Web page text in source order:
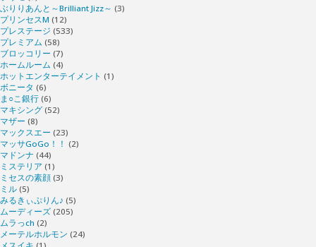
ぶりりあんと～Brilliant Jizz～ (3)
プリンセスM (12)
プレステージ (533)
プレミアム (58)
ブロッコリー (7)
ホームルーム (4)
ホットエンターテイメント (1)
ボニータ (6)
ま○こ銀行 (6)
マキシング (52)
マザー (8)
マックスエー (23)
マッサGoGo！！ (2)
マドンナ (44)
ミステリア (1)
ミセスの素顔 (3)
ミル (5)
みるきぃぷりん♪ (5)
ムーディーズ (205)
ムラっch (2)
メーテルホルモン (24)